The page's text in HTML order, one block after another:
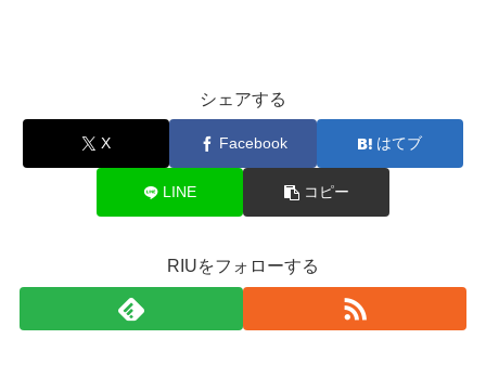
シェアする
X Facebook はてブ
LINE コピー
RIUをフォローする